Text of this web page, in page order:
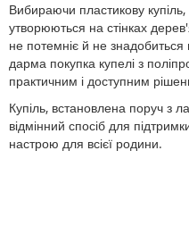
Вибираючи пластикову купіль,
утворюються на стінках
не потемніє й не
дарма покупка купелі з
практичним і доступним
Купіль, встановлена ​​поруч з
відмінний спосіб для
настрою для всієї родини.